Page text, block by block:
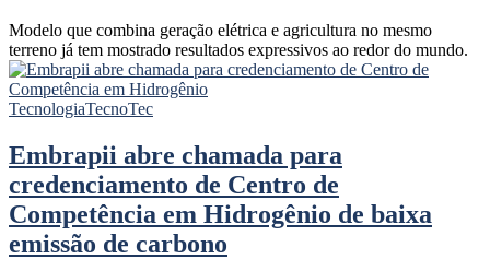
Modelo que combina geração elétrica e agricultura no mesmo
terreno já tem mostrado resultados expressivos ao redor do mundo.
TecnologiaTecnoTec
Embrapii abre chamada para
credenciamento de Centro de
Competência em Hidrogênio de baixa
emissão de carbono